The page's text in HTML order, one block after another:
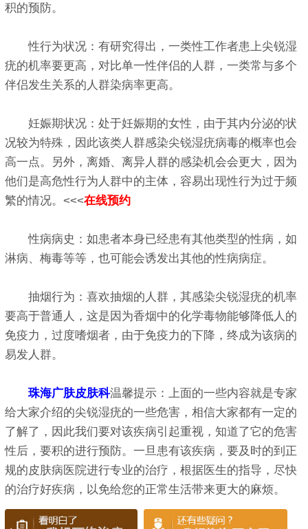
积的预防。
性行为状况：有研究得出，一类性工作者患上尖锐湿
疣的机率要更高，对比单一性伴侣的人群，一类常与多个
伴侣发生关系的人群染病率更高。
妊娠期状况：处于妊娠期的女性，由于其内分泌的状
况较为特殊，因此该类人群感染尖锐湿疣病毒的概率也会
高一点。另外，离婚、离异人群的感染机会会更大，因为
他们是高危性行为人群中的主体，容易出现性行为过于频
繁的情况。<<<在线预约
性病病史：如患者本身已经患有其他类型的性病，如
淋病、梅毒等等，也可能会诱发出其他的性病病症。
抽烟行为：喜欢抽烟的人群，其感染尖锐湿疣的机率
要高于普通人，这是因为香烟中的化学毒物能够降低人的
免疫力，过度嗜烟者，由于免疫力的下降，终成为该病的
易发人群。
珠海广肤皮肤科温馨提示：上面的一些内容就是专家
给大家介绍的尖锐湿疣的一些危害，相信大家都有一定的
了解了，因此我们要对该疾病引起重视，知道了它的危害
性后，要积的进行预防。一旦患有该疾病，要及时的到正
规的皮肤病医院进行专业的治疗，根据医生的指导，尽快
的治疗好疾病，以免给您的正常生活带来更大的麻烦。